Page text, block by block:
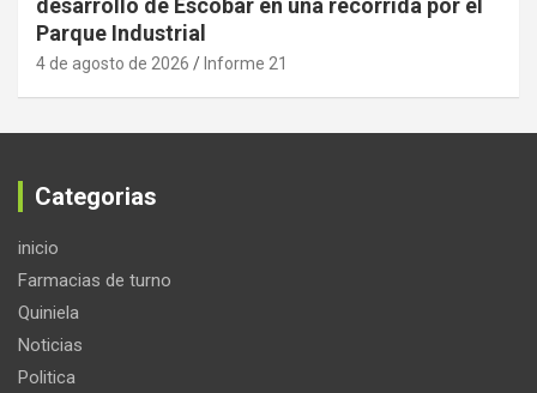
desarrollo de Escobar en una recorrida por el
Parque Industrial
4 de agosto de 2026 Informe 21
Categorias
inicio
Farmacias de turno
Quiniela
Noticias
Politica